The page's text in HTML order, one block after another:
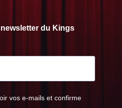
du Kings
vos e-mails et confirme